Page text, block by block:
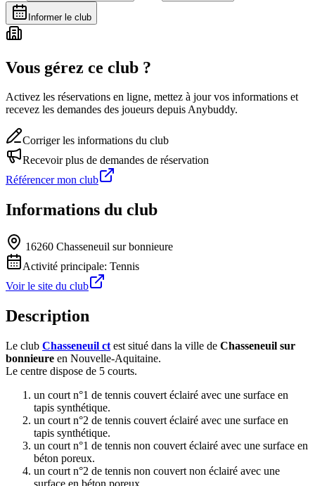
Informer le club
Vous gérez ce club ?
Activez les réservations en ligne, mettez à jour vos informations et
recevez les demandes des joueurs depuis Anybuddy.
Corriger les informations du club
Recevoir plus de demandes de réservation
Référencer mon club
Informations du club
16260 Chasseneuil sur bonnieure
Activité principale: Tennis
Voir le site du club
Description
Le club Chasseneuil ct est situé dans la ville de Chasseneuil sur
bonnieure en Nouvelle-Aquitaine.
Le centre dispose de 5 courts.
un court n°1 de tennis couvert éclairé avec une surface en
tapis synthétique.
un court n°2 de tennis couvert éclairé avec une surface en
tapis synthétique.
un court n°1 de tennis non couvert éclairé avec une surface en
béton poreux.
un court n°2 de tennis non couvert non éclairé avec une
surface en béton poreux.